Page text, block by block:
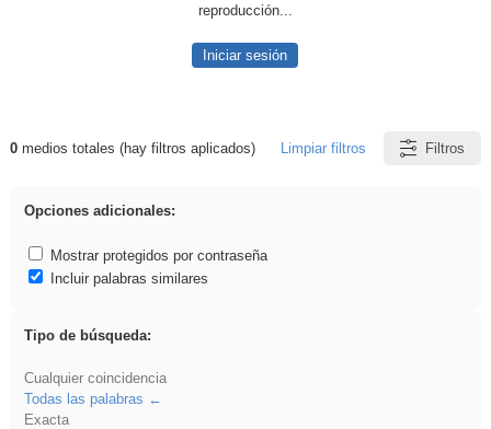
reproducción...
Iniciar sesión
Resultados de: EducaMadrid
0medios totales (hay filtros aplicados) Limpiar filtros Filtros
Opciones adicionales:
Mostrar protegidos por contraseña
Incluir palabras similares
Tipo de búsqueda:
Cualquier coincidencia
Todas las palabras
Exacta